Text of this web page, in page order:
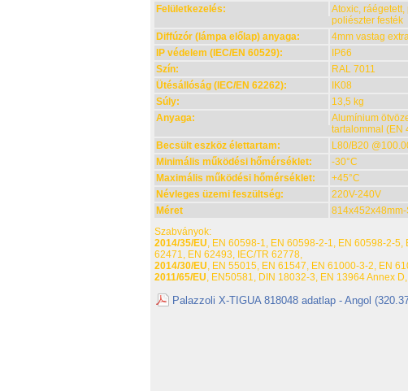
Felületkezelés:
Atoxic,
poliészter festék
Diffúzór (lámpa előlap) anyaga:
4mm vastag
IP védelem (IEC/EN 60529):
IP66
Szín:
RAL 7011
Ütésállóság (IEC/EN 62262):
IK08
Súly:
13,5 kg
Anyaga:
Alumínium
tartalommal (EN
Becsült eszköz élettartam:
L80/B20
Minimális működési hőmérséklet:
-30°C
Maximális működési hőmérséklet:
+45°C
Névleges üzemi feszültség:
220V-240V
Méret
814x452x48mm-
Szabványok:
2014/35/EU, EN 60598-1, EN 60598-2-1, EN 60598-2-5,
62471, EN 62493, IEC/TR 62778,
2014/30/EU, EN 55015, EN 61547, EN 61000-3-2, EN
2011/65/EU, EN50581, DIN 18032-3, EN 13964 Annex
Palazzoli X-TIGUA 818048 adatlap - Angol